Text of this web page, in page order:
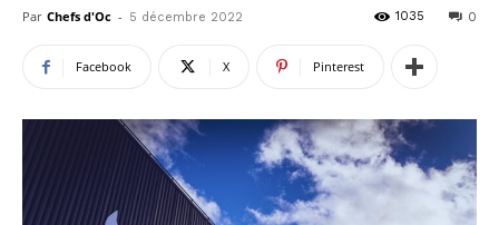
Par Chefs d'Oc - 5 décembre 2022 0
1035
Facebook X Pinterest